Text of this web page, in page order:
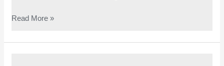
Read More »